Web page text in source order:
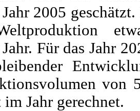
2005
Für das Jahr
von
Jahr gerechnet.